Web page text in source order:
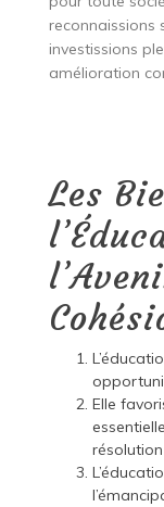
reconnaissions
investissions
amélioration
Les
Elle